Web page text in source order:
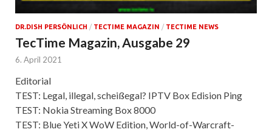
DR.DISH PERSÖNLICH / TECTIME MAGAZIN / TECTIME NEWS
TecTime Magazin, Ausgabe 29
6. April 2021
Editorial
TEST: Legal, illegal, scheißegal? IPTV Box Edision Ping
TEST: Nokia Streaming Box 8000
TEST: Blue Yeti X WoW Edition, World-of-Warcraft-